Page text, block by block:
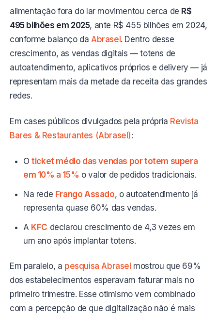
alimentação fora do lar movimentou cerca de R$
495 bilhões em 2025, ante R$ 455 bilhões em 2024,
conforme balanço daAbrasel . Dentro desse
crescimento, as vendas digitais — totens de
autoatendimento, aplicativos próprios e delivery — já
representam mais da metade da receita das grandes
redes.
Em cases públicos divulgados pela própria Revista
Bares & Restaurantes (Abrasel):
Oticket médio das vendas por totem supera
em 10% a 15% o valor de pedidos tradicionais.
Na rede Frango Assado, o autoatendimento já
representa quase 60% das vendas.
A KFC declarou crescimento de 4,3 vezes em
um ano após implantar totens.
Em paralelo, a pesquisa Abrasel mostrou que 69%
dos estabelecimentos esperavam faturar mais no
primeiro trimestre. Esse otimismo vem combinado
com a percepção de que digitalização não é mais